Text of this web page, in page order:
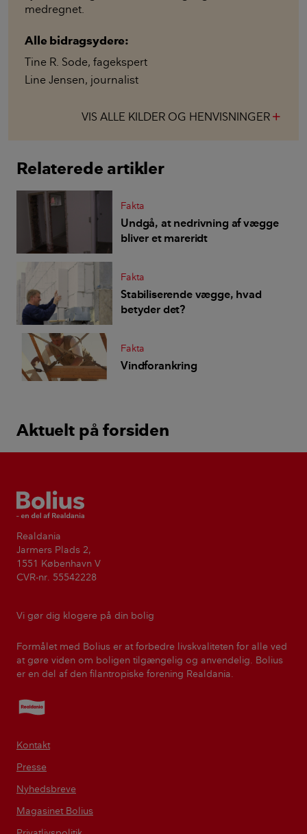
medregnet.
Alle bidragsydere:
Tine R. Sode, fagekspert
Line Jensen, journalist
VIS ALLE KILDER OG HENVISNINGER
Relaterede artikler
Fakta
Undgå, at nedrivning af vægge
bliver et mareridt
Fakta
Stabiliserende vægge, hvad
betyder det?
Fakta
Vindforankring
Aktuelt på forsiden
Bolius
Realdania
Jarmers Plads 2,
1551 København V
CVR-nr. 55542228
Vi gør dig klogere på din bolig
Formålet med Bolius er at forbedre livskvaliteten for alle ved
at gøre viden om boligen tilgængelig og anvendelig. Bolius
er en del af den filantropiske forening Realdania.
Realdania
Kontakt
Presse
Nyhedsbreve
Magasinet Bolius